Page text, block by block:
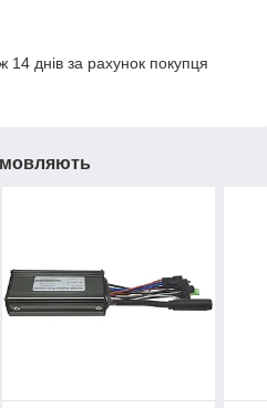
днів за рахунок покупця